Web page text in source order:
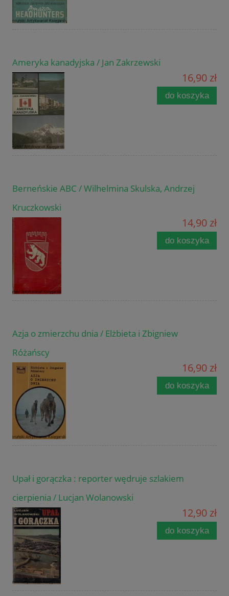
Ameryka kanadyjska / Jan Zakrzewski
16,90 zł
do koszyka
Berneńskie ABC / Wilhelmina Skulska, Andrzej
Kruczkowski
14,90 zł
do koszyka
Azja o zmierzchu dnia / Elżbieta i Zbigniew
Różańscy
16,90 zł
do koszyka
Upał i gorączka : reporter wędruje szlakiem
cierpienia / Lucjan Wolanowski
12,90 zł
do koszyka